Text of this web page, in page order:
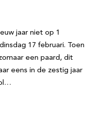
jaar niet op 1
17 februari. Toen
een paard, dit
eens in de zestig jaar